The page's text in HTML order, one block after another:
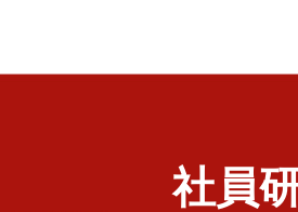
社員